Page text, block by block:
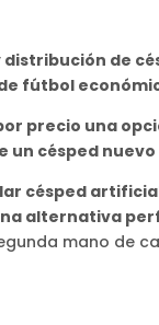
de
fútbol
precio una
un césped nuevo
césped
alternativa
mano de